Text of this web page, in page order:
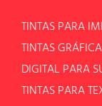
TINTAS PARA
TINTAS
DIGITAL PARA
TINTAS PARA